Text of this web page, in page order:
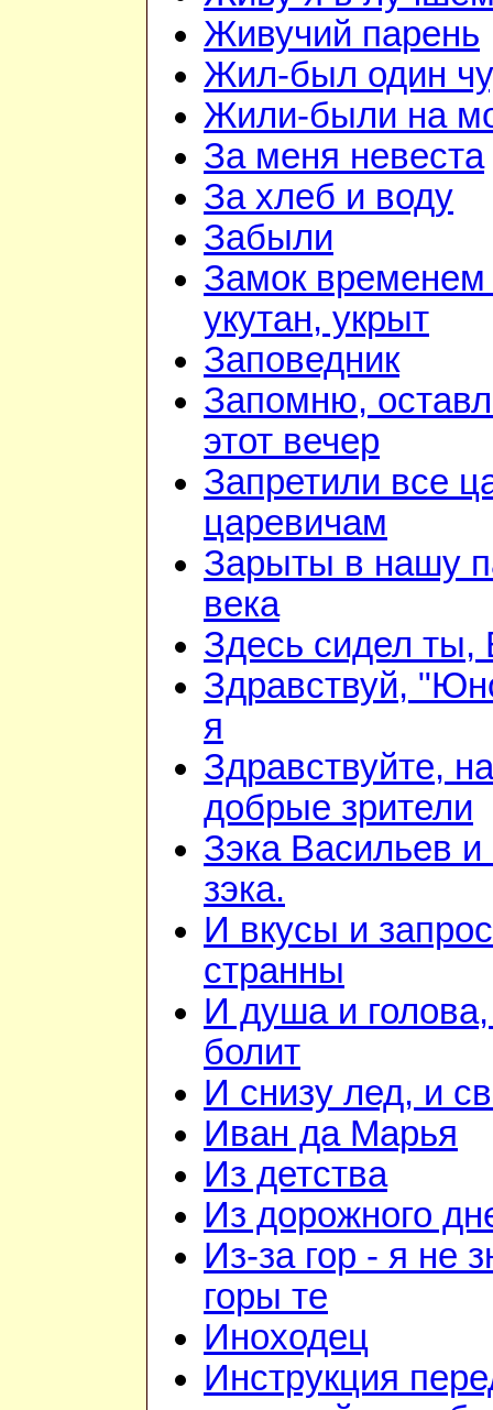
Живучий парень
Жил-был один
Жили-были на
За меня невеста
За хлеб и воду
Забыли
Замок временем
укутан, укрыт
Заповедник
Запомню,
этот вечер
Запретили все
царевичам
Зарыты в нашу
века
Здесь сидел ты,
Здравствуй,
я
Здравствуйте,
добрые зрители
Зэка Васильев
зэка.
И вкусы и
странны
И душа и
болит
И снизу лед, и
Иван да Марья
Из детства
Из дорожного
Из-за гор - я не
горы те
Иноходец
Инструкция